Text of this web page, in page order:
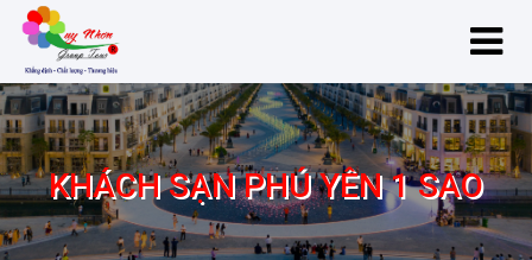
KHÁCH SẠN PHÚ YÊN 1 SAO